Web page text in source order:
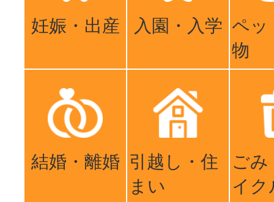
妊娠・出産 入園・入学 ペッ
物
結婚・離婚 引越し・住
まい
ごみ
イク